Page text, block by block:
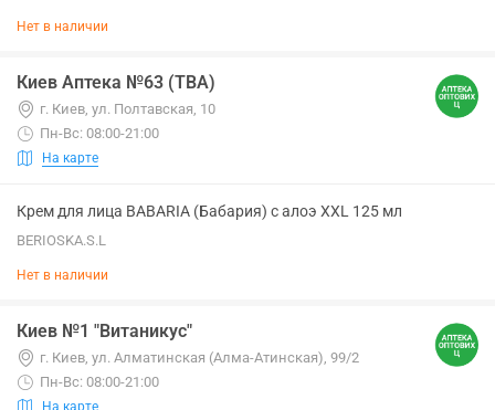
Нет в наличии
Киев Аптека №63 (ТВА)
г. Киев, ул. Полтавская, 10
Пн-Вс: 08:00-21:00
На карте
Крем для лица BABARIA (Бабария) с алоэ XXL 125 мл
BERIOSKA.S.L
Нет в наличии
Киев №1 "Витаникус"
г. Киев, ул. Алматинская (Алма-Атинская), 99/2
Пн-Вс: 08:00-21:00
На карте